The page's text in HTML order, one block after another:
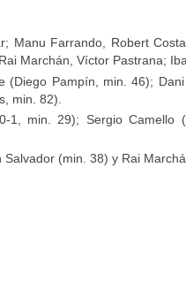
Manu Farrando, Robert
Marchán, Víctor Pastrana;
(Diego Pampín, min. 46);
min. 82).
1, min. 29); Sergio Camello
Salvador (min. 38) y Rai